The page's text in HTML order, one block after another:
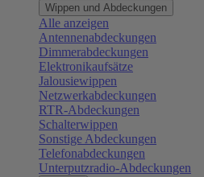
Wippen und Abdeckungen
Alle anzeigen
Antennenabdeckungen
Dimmerabdeckungen
Elektronikaufsätze
Jalousiewippen
Netzwerkabdeckungen
RTR-Abdeckungen
Schalterwippen
Sonstige Abdeckungen
Telefonabdeckungen
Unterputzradio-Abdeckungen